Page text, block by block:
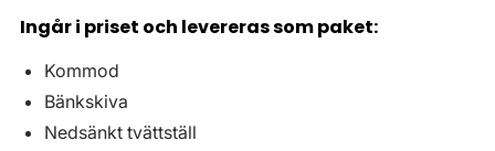
Ingår i priset och levereras som paket:
Kommod
Bänkskiva
Nedsänkt tvättställ